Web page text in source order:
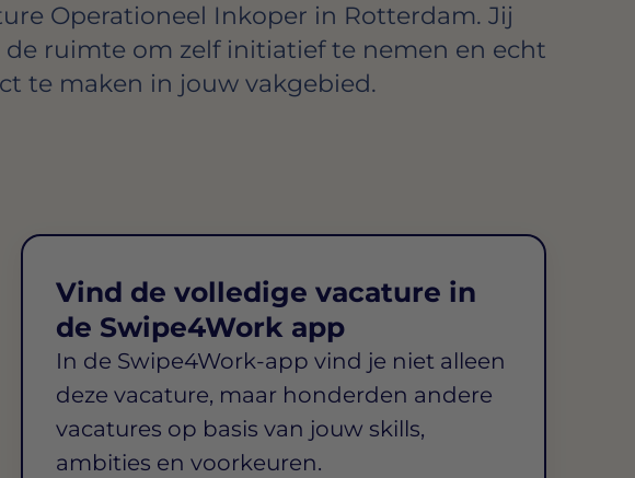
Operationeel Inkoper in Rotterdam. Jij
ruimte om zelf initiatief te nemen en echt
te maken in jouw vakgebied.
Vind de volledige vacature in
de Swipe4Work app
In de Swipe4Work-app vind je niet alleen
deze vacature, maar honderden andere
vacatures op basis van jouw skills,
ambities en voorkeuren.